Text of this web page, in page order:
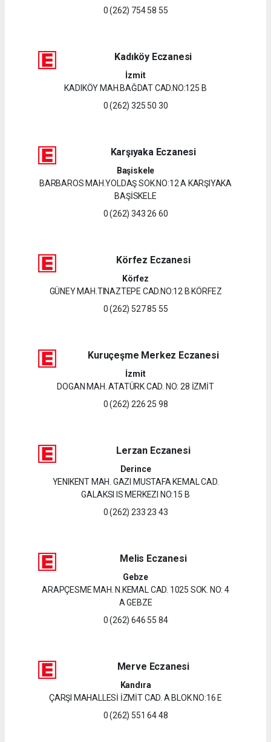
0 (262) 754 58 55
Kadıköy Eczanesi
İzmit
KADIKÖY MAH.BAĞDAT CAD.NO:125 B
0 (262) 325 50 30
Karşıyaka Eczanesi
Başiskele
BARBAROS MAH.YOLDAŞ SOK.NO:12 A KARŞIYAKA
BAŞİSKELE
0 (262) 343 26 60
Körfez Eczanesi
Körfez
GÜNEY MAH.TINAZTEPE CAD.NO:12 B KÖRFEZ
0 (262) 527 85 55
Kuruçeşme Merkez Eczanesi
İzmit
DOGAN MAH. ATATÜRK CAD. NO: 28 İZMİT
0 (262) 226 25 98
Lerzan Eczanesi
Derince
YENIKENT MAH. GAZI MUSTAFA KEMAL CAD.
GALAKSI IS MERKEZI NO:15 B
0 (262) 233 23 43
Melis Eczanesi
Gebze
ARAPÇESME MAH. N.KEMAL CAD. 1025 SOK. NO: 4
A GEBZE
0 (262) 646 55 84
Merve Eczanesi
Kandıra
ÇARŞI MAHALLESİ İZMİT CAD. A BLOK NO:16 E
0 (262) 551 64 48